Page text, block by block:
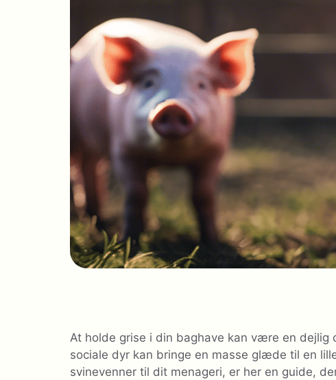
At holde grise i din baghave kan være en dejlig
sociale dyr kan bringe en masse glæde til en
svinevenner til dit menageri, er her en guide,